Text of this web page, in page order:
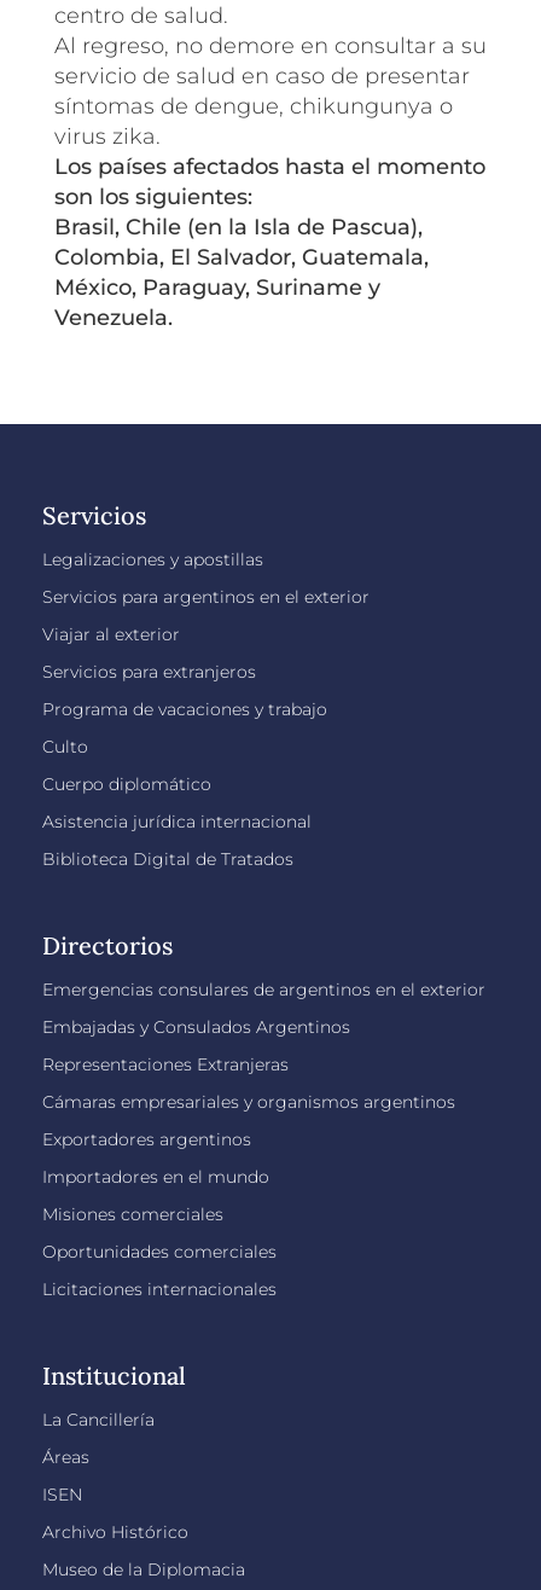
centro de salud.
Al regreso, no demore en consultar a su
servicio de salud en caso de presentar
síntomas de dengue, chikungunya o
virus zika.
Los países afectados hasta el momento
son los siguientes:
Brasil, Chile (en la Isla de Pascua),
Colombia, El Salvador, Guatemala,
México, Paraguay, Suriname y
Venezuela.
Servicios
Legalizaciones y apostillas
Servicios para argentinos en el exterior
Viajar al exterior
Servicios para extranjeros
Programa de vacaciones y trabajo
Culto
Cuerpo diplomático
Asistencia jurídica internacional
Biblioteca Digital de Tratados
Directorios
Emergencias consulares de argentinos en el exterior
Embajadas y Consulados Argentinos
Representaciones Extranjeras
Cámaras empresariales y organismos argentinos
Exportadores argentinos
Importadores en el mundo
Misiones comerciales
Oportunidades comerciales
Licitaciones internacionales
Institucional
La Cancillería
Áreas
ISEN
Archivo Histórico
Museo de la Diplomacia